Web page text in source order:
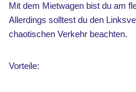
Mit dem Mietwagen bist du am
Allerdings solltest du den
chaotischen Verkehr beachten.
Vorteile: